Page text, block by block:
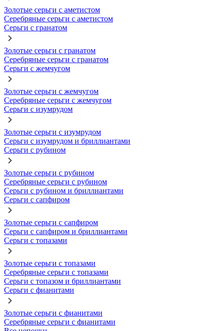
Золотые серьги с аметистом
Серебряные серьги с аметистом
Серьги с гранатом
Золотые серьги с гранатом
Серебряные серьги с гранатом
Серьги с жемчугом
Золотые серьги с жемчугом
Серебряные серьги с жемчугом
Серьги с изумрудом
Золотые серьги с изумрудом
Серьги с изумрудом и бриллиантами
Серьги с рубином
Золотые серьги с рубином
Серебряные серьги с рубином
Серьги с рубином и бриллиантами
Серьги с сапфиром
Золотые серьги с сапфиром
Серьги с сапфиром и бриллиантами
Серьги с топазами
Золотые серьги с топазами
Серебряные серьги с топазами
Серьги с топазом и бриллиантами
Серьги с фианитами
Золотые серьги с фианитами
Серебряные серьги с фианитами